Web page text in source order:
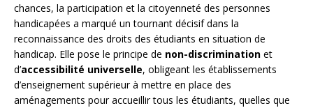
chances, la participation et la citoyenneté des personnes
handicapées a marqué un tournant décisif dans la
reconnaissance des droits des étudiants en situation de
handicap. Elle pose le principe de non-discrimination et
d’accessibilité universelle, obligeant les établissements
d’enseignement supérieur à mettre en place des
aménagements pour accueillir tous les étudiants, quelles que